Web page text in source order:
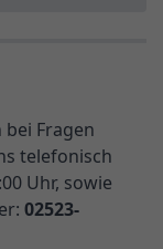
Fragen
telefonisch
Uhr, sowie
02523-